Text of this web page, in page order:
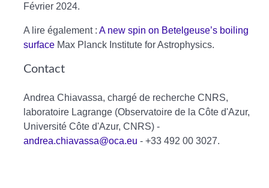
Février 2024.
A lire également : A new spin on Betelgeuse’s boiling
surface Max Planck Institute for Astrophysics.
Contact
Andrea Chiavassa, chargé de recherche CNRS,
laboratoire Lagrange (Observatoire de la Côte d'Azur,
Université Côte d'Azur, CNRS) -
andrea.chiavassa@oca.eu - +33 492 00 3027.